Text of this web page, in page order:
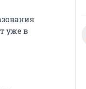
уже в